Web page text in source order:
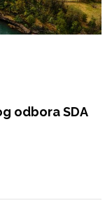
odbora SDA